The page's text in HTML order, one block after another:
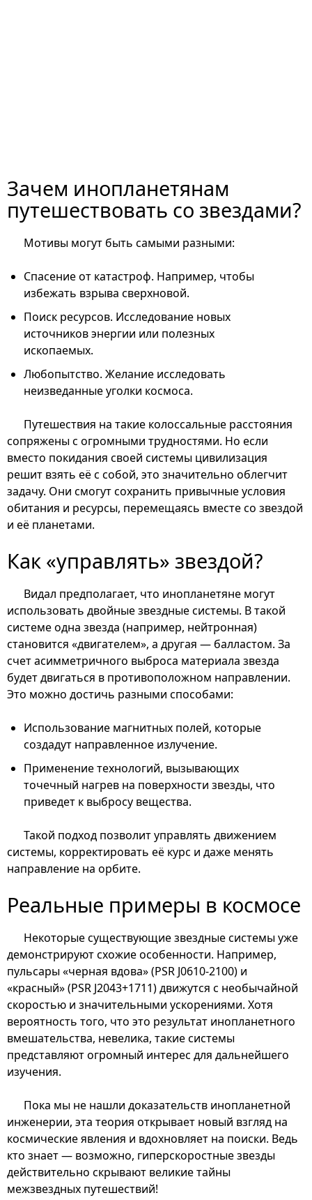
Зачем инопланетянам
путешествовать со звездами?
Мотивы могут быть самыми разными:
Спасение от катастроф. Например, чтобы
избежать взрыва сверхновой.
Поиск ресурсов. Исследование новых
источников энергии или полезных
ископаемых.
Любопытство. Желание исследовать
неизведанные уголки космоса.
Путешествия на такие колоссальные расстояния
сопряжены с огромными трудностями. Но если
вместо покидания своей системы цивилизация
решит взять её с собой, это значительно облегчит
задачу. Они смогут сохранить привычные условия
обитания и ресурсы, перемещаясь вместе со звездой
и её планетами.
Как «управлять» звездой?
Видал предполагает, что инопланетяне могут
использовать двойные звездные системы. В такой
системе одна звезда (например, нейтронная)
становится «двигателем», а другая — балластом. За
счет асимметричного выброса материала звезда
будет двигаться в противоположном направлении.
Это можно достичь разными способами:
Использование магнитных полей, которые
создадут направленное излучение.
Применение технологий, вызывающих
точечный нагрев на поверхности звезды, что
приведет к выбросу вещества.
Такой подход позволит управлять движением
системы, корректировать её курс и даже менять
направление на орбите.
Реальные примеры в космосе
Некоторые существующие звездные системы уже
демонстрируют схожие особенности. Например,
пульсары «черная вдова» (PSR J0610-2100) и
«красный» (PSR J2043+1711) движутся с необычайной
скоростью и значительными ускорениями. Хотя
вероятность того, что это результат инопланетного
вмешательства, невелика, такие системы
представляют огромный интерес для дальнейшего
изучения.
Пока мы не нашли доказательств инопланетной
инженерии, эта теория открывает новый взгляд на
космические явления и вдохновляет на поиски. Ведь
кто знает — возможно, гиперскоростные звезды
действительно скрывают великие тайны
межзвездных путешествий!